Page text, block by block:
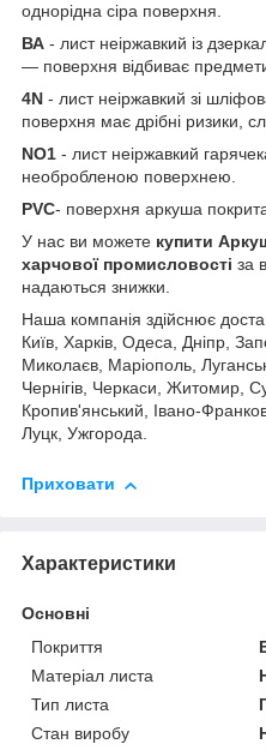
однорідна сіра поверхня.
ВА - лист неіржавкий із
— поверхня відбиває
4N - лист неіржавкий зі
поверхня має дрібні ризики,
NO1 - лист неіржавкий
необробленою поверхнею.
PVC- поверхня аркуша
У нас ви можете купити
харчової промисловості за
надаються знижки.
Наша компанія здійснює
Київ, Харків, Одеса, Дніпр,
Миколаєв, Маріополь,
Чернігів, Черкаси, Житомир,
Кропив'янський, Івано-
Луцк, Ужгорода.
Приховати
Характеристики
Основні
Покриття
Матеріал листа
Тип листа
Стан виробу